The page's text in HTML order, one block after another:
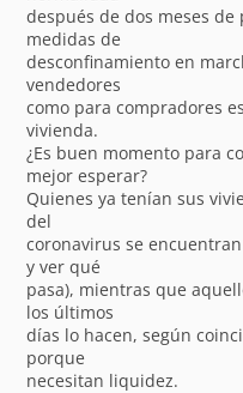
después de dos meses
medidas de
desconfinamiento en
vendedores
como para compradores
vivienda.
¿Es buen momento para
mejor esperar?
Quienes ya tenían sus
del
coronavirus se encuentran
y ver qué
pasa), mientras que
los últimos
días lo hacen, según
porque
necesitan liquidez.